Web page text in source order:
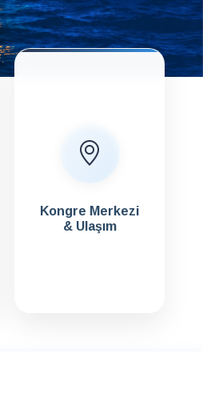
Kongre Merkezi
& Ulaşım